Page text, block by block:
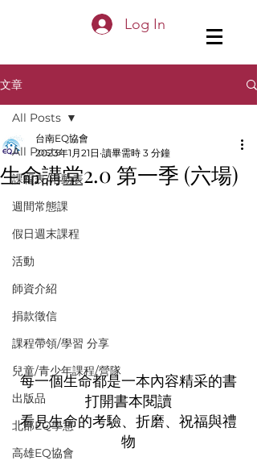
Log In
文章
All Posts
課程表/活動表
週間常態課
假日週末課程
活動
師資介紹
捐款徵信
課程帶領/學習 分享
兒童/青少年課程/營隊
出版品
北部EQ學慧
高雄EQ協會
All Posts
生命講堂2.0 第一季 (六場)
台南EQ協會
2023年1月21日 讀畢需時 3 分鐘
每一個生命都是一本內容精采的書
打開書本閱讀
看見生命的考驗、折磨、祝福與禮
物